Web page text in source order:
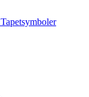
Tapetsymboler